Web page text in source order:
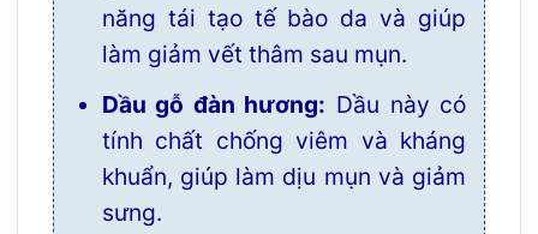
năng tái tạo tế bào da và giúp
làm giảm vết thâm sau mụn.
Dầu gỗ đàn hương: Dầu này có
tính chất chống viêm và kháng
khuẩn, giúp làm dịu mụn và giảm
sưng.